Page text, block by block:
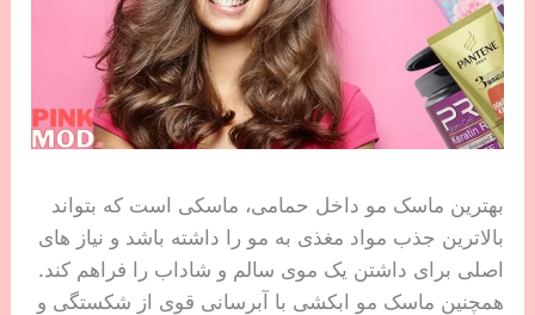
بهترین ماسک مو داخل حمامی، ماسکی است که بتواند
بالاترین جذب مواد مغذی به مو را داشته باشد و نیاز های
اصلی برای داشتن یک موی سالم و شاداب را فراهم کند.
همچنین ماسک مو ابکشی با آبرسانی قوی از شکستگی و